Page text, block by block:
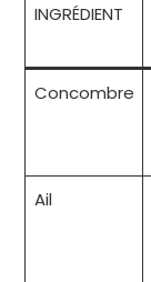
INGRÉDIENT
Concombre
Ail